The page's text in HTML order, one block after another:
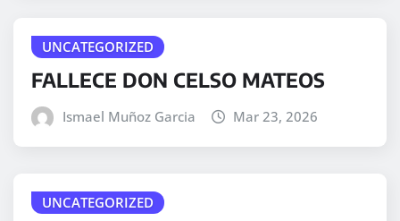
UNCATEGORIZED
FALLECE DON CELSO MATEOS
Ismael Muñoz Garcia Mar 23, 2026
UNCATEGORIZED